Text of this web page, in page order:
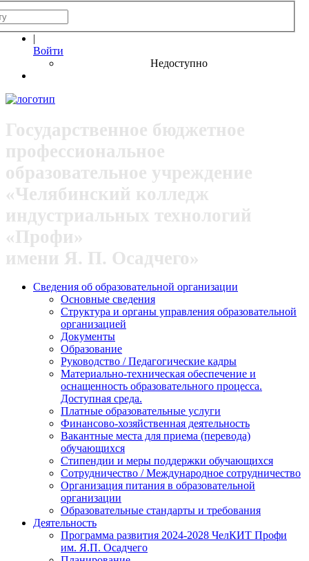
|
Войти
Недоступно
Государственное бюджетное
профессиональное
образовательное учреждение
«Челябинский колледж
индустриальных технологий
«Профи»
имени Я. П. Осадчего»
Сведения об образовательной организации
Основные сведения
Структура и органы управления образовательной
организацией
Документы
Образование
Руководство / Педагогические кадры
Материально-техническая обеспечение и
оснащенность образовательного процесса.
Доступная среда.
Платные образовательные услуги
Финансово-хозяйственная деятельность
Вакантные места для приема (перевода)
обучающихся
Стипендии и меры поддержки обучающихся
Сотрудничество / Международное сотрудничество
Организация питания в образовательной
организации
Образовательные стандарты и требования
Деятельность
Программа развития 2024-2028 ЧелКИТ Профи
им. Я.П. Осадчего